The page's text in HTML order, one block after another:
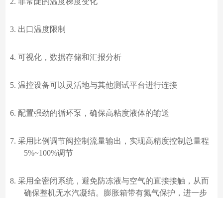
3. 出口温度限制
4. 可视化，数据存储和汇报分析
5. 温控设备可以灵活地与其他测试平台进行连接
6. 配置强劲的循环泵，确保高粘度液体的输送
7. 采用比例调节阀控制流量输出，实现高精度控制总量程
5%~100%调节
8. 采用全密闭系统，避免防冻液与空气的直接接触，从而
确保整机无水汽凝结。膨胀箱带有氮气保护，进一步